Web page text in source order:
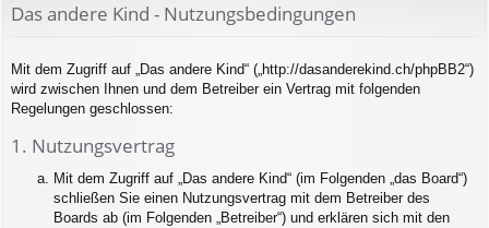
ug
Das andere Kind - Nutzungsbedingungen
Mit dem Zugriff auf „Das andere Kind“ („http://dasanderekind.ch/phpBB2“)
wird zwischen Ihnen und dem Betreiber ein Vertrag mit folgenden
Regelungen geschlossen:
1. Nutzungsvertrag
Mit dem Zugriff auf „Das andere Kind“ (im Folgenden „das Board“)
schließen Sie einen Nutzungsvertrag mit dem Betreiber des
Boards ab (im Folgenden „Betreiber“) und erklären sich mit den